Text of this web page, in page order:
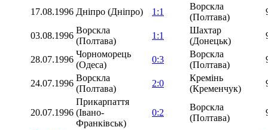
17.08.1996 Дніпро (Дніпро) 1:1
Ворскла
(Полтава)
03.08.1996
Ворскла
(Полтава)
1:1
Шахтар
(Донецьк)
28.07.1996
Чорноморець
(Одеса)
0:3
Ворскла
(Полтава)
24.07.1996
Ворскла
(Полтава)
2:0
Кремінь
(Кременчук)
20.07.1996
Прикарпаття
(Івано-
Франківськ)
0:2
Ворскла
(Полтава)